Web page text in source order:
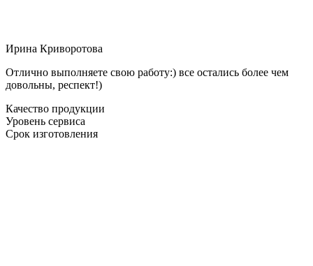
Ирина Криворотова
Отлично выполняете свою работу:) все остались более чем
довольны, респект!)
Качество продукции
Уровень сервиса
Срок изготовления